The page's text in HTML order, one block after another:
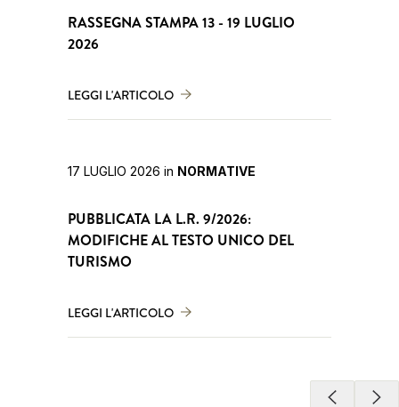
RASSEGNA STAMPA 13 - 19 LUGLIO
2026
LEGGI L'ARTICOLO
17 LUGLIO 2026 in NORMATIVE
PUBBLICATA LA L.R. 9/2026:
MODIFICHE AL TESTO UNICO DEL
TURISMO
LEGGI L'ARTICOLO